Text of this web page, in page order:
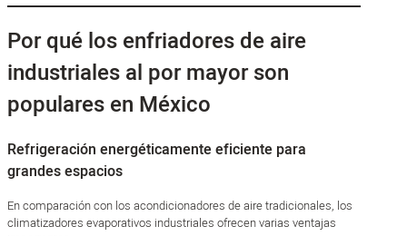
Por qué los enfriadores de aire
industriales al por mayor son
populares en México
Refrigeración energéticamente eficiente para
grandes espacios
En comparación con los acondicionadores de aire tradicionales, los
climatizadores evaporativos industriales ofrecen varias ventajas